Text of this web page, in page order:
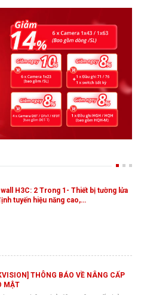
tuyến hiệu năng cao,…
MẬT
châm chủ động nâng cấp bảo